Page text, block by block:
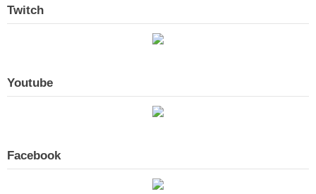
Twitch
Youtube
Facebook